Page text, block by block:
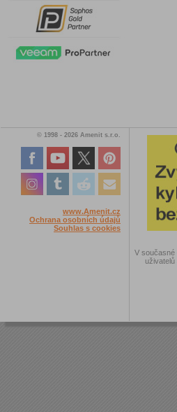
© 1998 - 2026 Amenit s.r.o.
www.Amenit.cz
Ochrana osobních údajů
Souhlas s cookies
V současné